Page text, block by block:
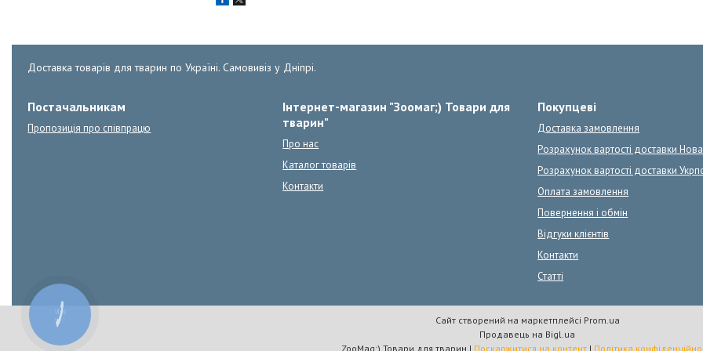
Доставка товарів для тварин по Україні. Самовивіз у Дніпрі.
Постачальникам
Пропозиція про співпрацю
Інтернет-магазин "Зоомаг;) Товари для
тварин"
Про нас
Каталог товарів
Контакти
Покупцеві
Доставка замовлення
Розрахунок вартості доставки
Розрахунок вартості доставки
Оплата замовлення
Повернення і обмін
Відгуки клієнтів
Контакти
Статті
Сайт створений на маркетплейсі Prom.ua
Продавець на Bigl.ua
ZooMag;) Товари для тварин | Поскаржитися на контент | Політика
КНОПКА
ЗВ'ЯЗКУ